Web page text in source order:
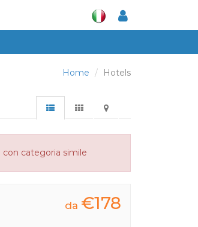
Home Hotels
categoria simile
da €178